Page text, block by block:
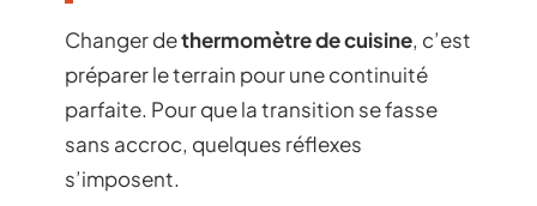
Changer dethermomètre de cuisine, c’est
préparer le terrain pour une continuité
parfaite. Pour que la transition se fasse
sans accroc, quelques réflexes
s’imposent.